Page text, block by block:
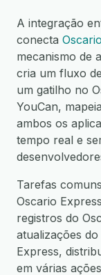
A integração
conecta
mecanismo de
cria um fluxo
um gatilho no
YouCan,
ambos os
tempo real e
Tarefas
Oscario
registros do
atualizações
Express,
em várias